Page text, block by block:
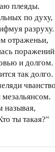
плеяды.
по духу,
разруху.
отраженьи,
и долгом.
так долго.
называя,
ты такая?"